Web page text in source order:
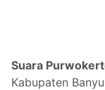
Suara
Kabupaten